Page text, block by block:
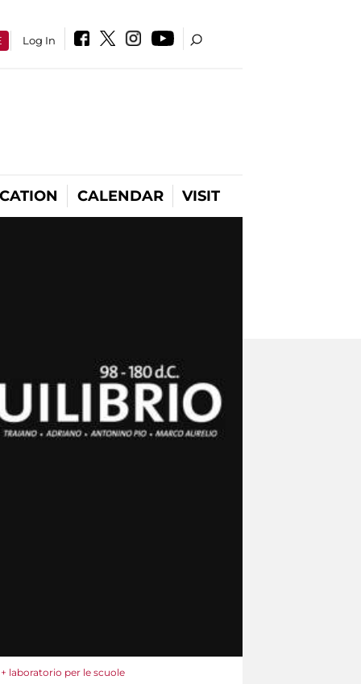
Log In
CALENDAR VISIT
laboratorio per le scuole